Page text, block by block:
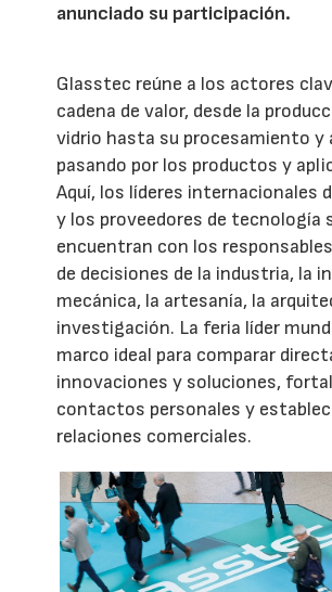
anunciado su participación.
Glasstec reúne a los actores
cadena de valor, desde la
vidrio hasta su procesamiento y
pasando por los productos y
Aquí, los líderes internacionales
y los proveedores de tecnología
encuentran con los
de decisiones de la industria, la
mecánica, la artesanía, la
investigación. La feria líder
marco ideal para comparar
innovaciones y soluciones,
contactos personales y
relaciones comerciales.